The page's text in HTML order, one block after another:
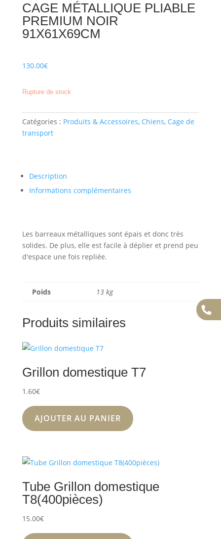
CAGE MÉTALLIQUE PLIABLE
PREMIUM NOIR
91X61X69CM
130.00€
Rupture de stock
Catégories : Produits & Accessoires, Chiens, Cage de
transport
Description
Informations complémentaires
Les barreaux métalliques sont épais et donc très
solides. De plus, elle est facile à déplier et prend peu
d'espace une fois repliée.
Poids 13 kg
Produits similaires
Grillon domestique T7
1.60€
AJOUTER AU PANIER
Tube Grillon domestique
T8(400pièces)
15.00€